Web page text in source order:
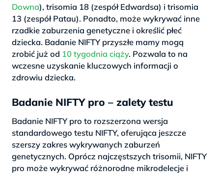
Downa), trisomia 18 (zespół Edwardsa) i trisomia
13 (zespół Patau). Ponadto, może wykrywać inne
rzadkie zaburzenia genetyczne i określić płeć
dziecka. Badanie NIFTY przyszłe mamy mogą
zrobić już od 10 tygodnia ciąży. Pozwala to na
wczesne uzyskanie kluczowych informacji o
zdrowiu dziecka.
Badanie NIFTY pro – zalety testu
Badanie NIFTY pro to rozszerzona wersja
standardowego testu NIFTY, oferująca jeszcze
szerszy zakres wykrywanych zaburzeń
genetycznych. Oprócz najczęstszych trisomii, NIFTY
pro może wykrywać różnorodne mikrodelecje i